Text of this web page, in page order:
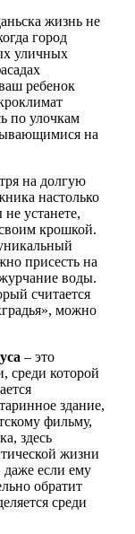
жизнь не
город
уличных
ребенок
по улочкам
на
на долгую
настолько
устанете,
крошкой.
присесть на
воды.
считается
можно
– это
среди которой
здание,
фильму,
здесь
жизни
даже если ему
обратит
среди